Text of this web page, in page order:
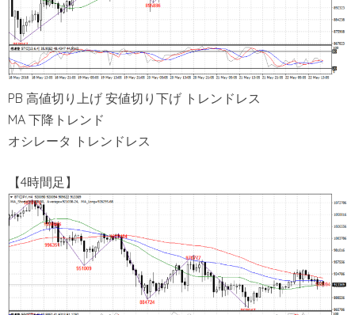
PB 高値切り上げ 安値切り下げ トレンドレス
MA 下降トレンド
オシレータ トレンドレス
【4時間足】